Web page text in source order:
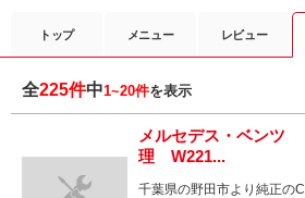
トップ メニュー レビュー
全225件中1~20件を表示
メルセデス・ベン
理 W221...
千葉県の野田市より純正の